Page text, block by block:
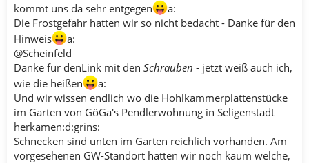
kommt uns da sehr entgegen
a:
Die Frostgefahr hatten wir so nicht bedacht - Danke für den
Hinweis
a:
@Scheinfeld
Danke für denLink mit den Schrauben - jetzt weiß auch ich,
wie die heißen
a:
Und wir wissen endlich wo die Hohlkammerplattenstücke
im Garten von GöGa's Pendlerwohnung in Seligenstadt
herkamen:d:grins:
Schnecken sind unten im Garten reichlich vorhanden. Am
vorgesehenen GW-Standort hatten wir noch kaum welche,